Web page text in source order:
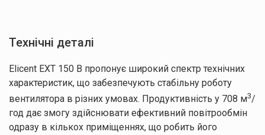
Технічні деталі
Elicent EXT 150 B пропонує широкий спектр технічних
характеристик, що забезпечують стабільну роботу
вентилятора в різних умовах. Продуктивність у 708 м3/
год дає змогу здійснювати ефективний повітрообмін
одразу в кількох приміщеннях, що робить його